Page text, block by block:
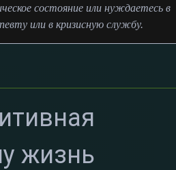
состояние или нуждаетесь в
или в кризисную службу.
жизнь